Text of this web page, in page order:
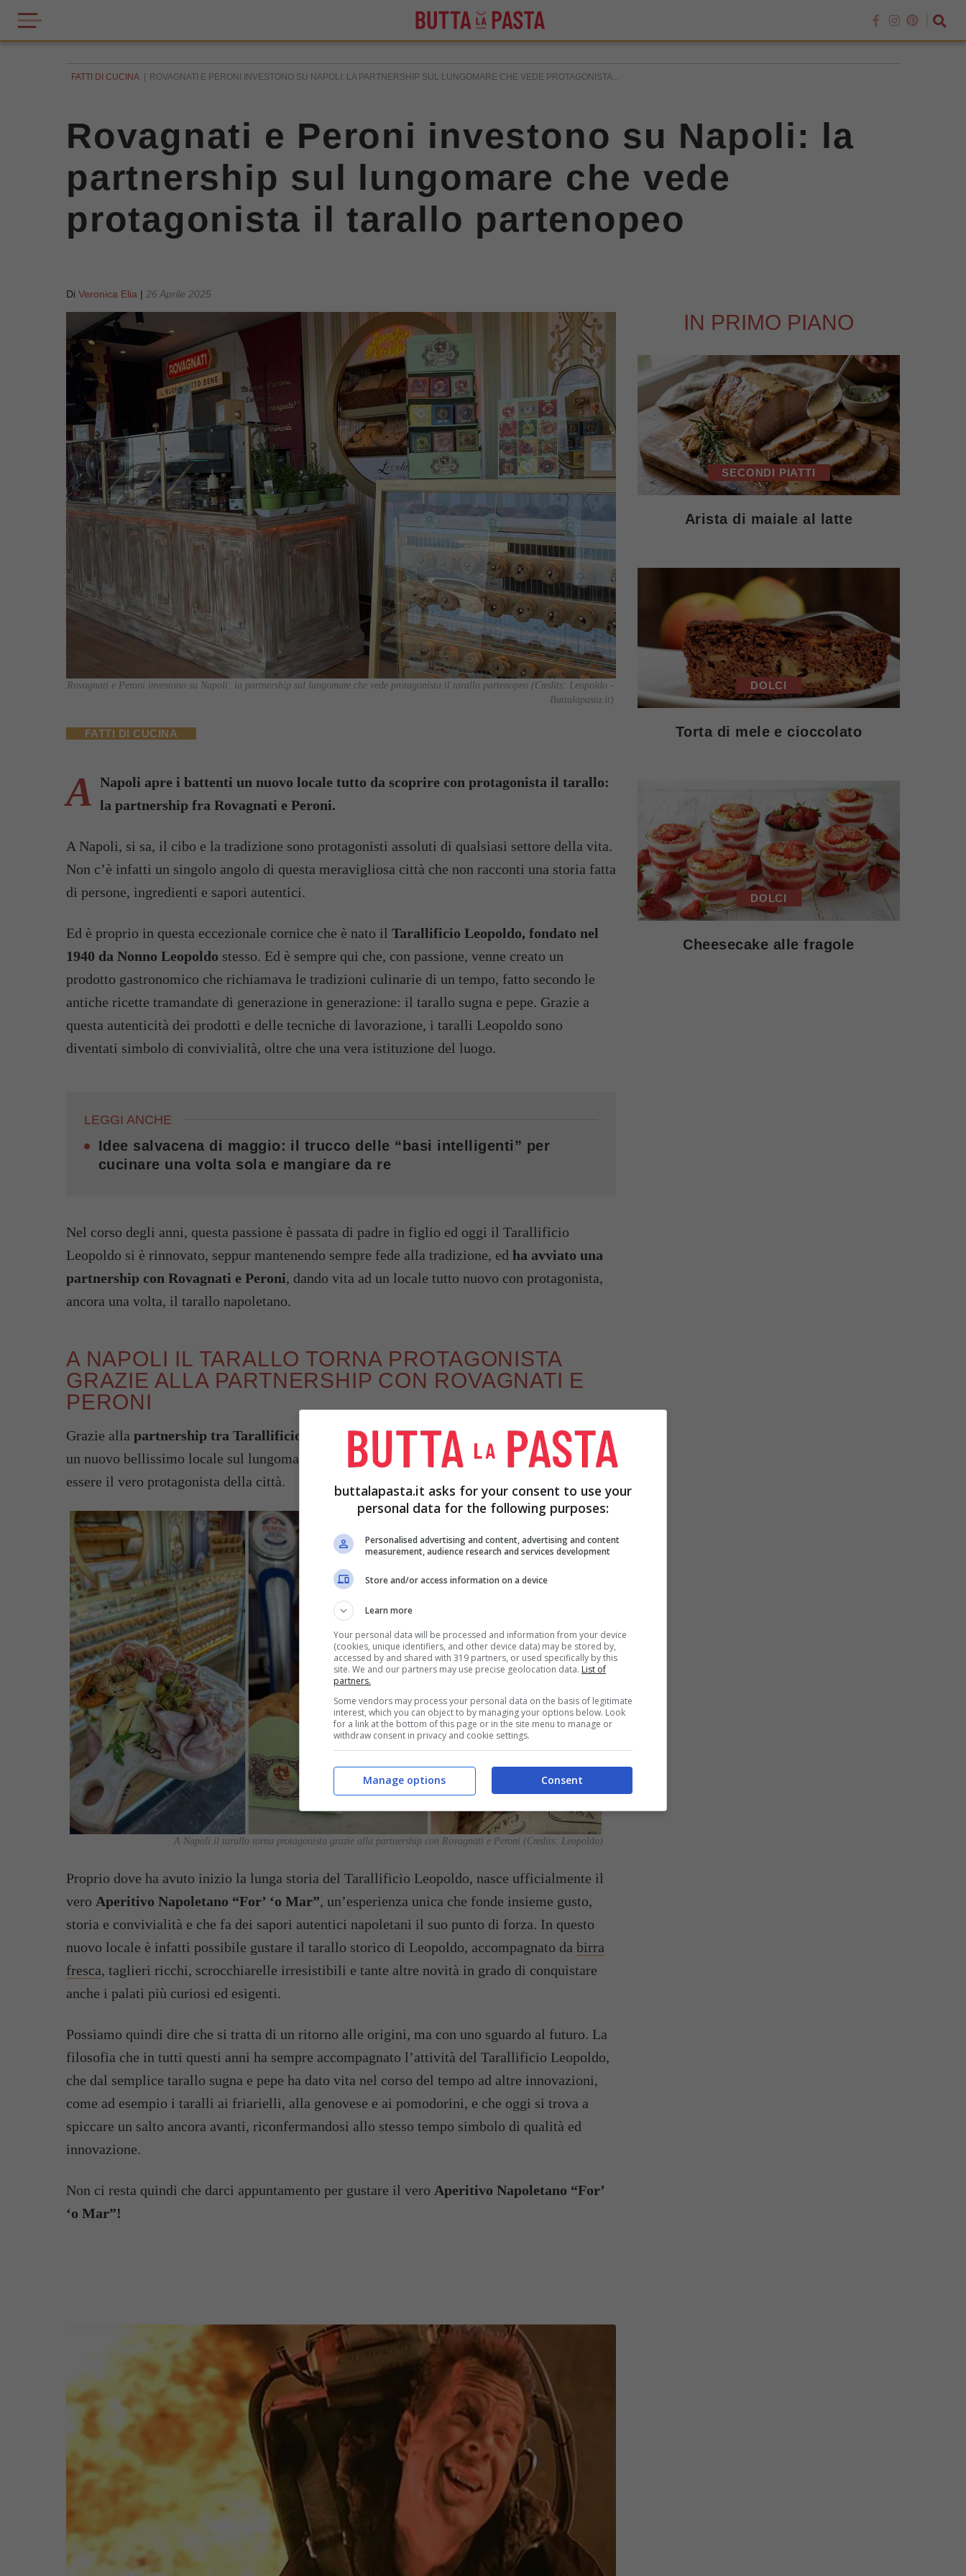
FATTI DI CUCINA ROVAGNATI E PERONI INVESTONO SU NAPOLI: LA PARTNERSHIP SUL LUNGOMARE CHE VEDE PROTAGONISTA...
Rovagnati e Peroni investono su Napoli: la
partnership sul lungomare che vede
protagonista il tarallo partenopeo
Di Veronica Elia | 26 Aprile 2025
Rovagnati e Peroni investono su Napoli: la partnership sul lungomare che vede protagonista il tarallo partenopeo (Credits: Leopoldo -
Buttalapasta.it)
FATTI DI CUCINA
A Napoli apre i battenti un nuovo locale tutto da scoprire con protagonista il tarallo:
la partnership fra Rovagnati e Peroni.
A Napoli, si sa, il cibo e la tradizione sono protagonisti assoluti di qualsiasi settore della vita.
Non c’è infatti un singolo angolo di questa meravigliosa città che non racconti una storia fatta
di persone, ingredienti e sapori autentici.
Ed è proprio in questa eccezionale cornice che è nato il Tarallificio Leopoldo, fondato nel
1940 da Nonno Leopoldo stesso. Ed è sempre qui che, con passione, venne creato un
prodotto gastronomico che richiamava le tradizioni culinarie di un tempo, fatto secondo le
antiche ricette tramandate di generazione in generazione: il tarallo sugna e pepe. Grazie a
questa autenticità dei prodotti e delle tecniche di lavorazione, i taralli Leopoldo sono
diventati simbolo di convivialità, oltre che una vera istituzione del luogo.
LEGGI ANCHE
Idee salvacena di maggio: il trucco delle “basi intelligenti” per
cucinare una volta sola e mangiare da re
Nel corso degli anni, questa passione è passata di padre in figlio ed oggi il Tarallificio
Leopoldo si è rinnovato, seppur mantenendo sempre fede alla tradizione, ed ha avviato una
partnership con Rovagnati e Peroni, dando vita ad un locale tutto nuovo con protagonista,
ancora una volta, il tarallo napoletano.
A NAPOLI IL TARALLO TORNA PROTAGONISTA
GRAZIE ALLA PARTNERSHIP CON ROVAGNATI E
PERONI
Grazie alla partnership tra Tarallificio Leopoldo, Rovagnati e Peroni,
che ha dato vita ad
un nuovo bellissimo locale sul lungomare di Napoli, il tradizionale tarallo campano torna ad
essere il vero protagonista della città.
A Napoli il tarallo torna protagonista grazie alla partnership con Rovagnati e Peroni (Credits: Leopoldo)
Proprio dove ha avuto inizio la lunga storia del Tarallificio Leopoldo, nasce ufficialmente il
vero Aperitivo Napoletano “For’ ‘o Mar”, un’esperienza unica che fonde insieme gusto,
storia e convivialità e che fa dei sapori autentici napoletani il suo punto di forza. In questo
nuovo locale è infatti possibile gustare il tarallo storico di Leopoldo, accompagnato da birra
fresca, taglieri ricchi, scrocchiarelle irresistibili e tante altre novità in grado di conquistare
anche i palati più curiosi ed esigenti.
Possiamo quindi dire che si tratta di un ritorno alle origini, ma con uno sguardo al futuro. La
filosofia che in tutti questi anni ha sempre accompagnato l’attività del Tarallificio Leopoldo,
che dal semplice tarallo sugna e pepe ha dato vita nel corso del tempo ad altre innovazioni,
come ad esempio i taralli ai friarielli, alla genovese e ai pomodorini, e che oggi si trova a
spiccare un salto ancora avanti, riconfermandosi allo stesso tempo simbolo di qualità ed
innovazione.
Non ci resta quindi che darci appuntamento per gustare il vero Aperitivo Napoletano “For’
‘o Mar”!
IN PRIMO PIANO
SECONDI PIATTI
Arista di maiale al latte
DOLCI
Torta di mele e cioccolato
DOLCI
Cheesecake alle fragole
buttalapasta.it asks for your consent to use your
personal data for the following purposes:
Personalised advertising and content, advertising and content
measurement, audience research and services development
Store and/or access information on a device
Learn more
Your personal data will be processed and information from your device
(cookies, unique identifiers, and other device data) may be stored by,
accessed by and shared with 319 partners, or used specifically by this
site. We and our partners may use precise geolocation data. List of
partners.
Some vendors may process your personal data on the basis of legitimate
interest, which you can object to by managing your options below. Look
for a link at the bottom of this page or in the site menu to manage or
withdraw consent in privacy and cookie settings.
Consent
Manage options